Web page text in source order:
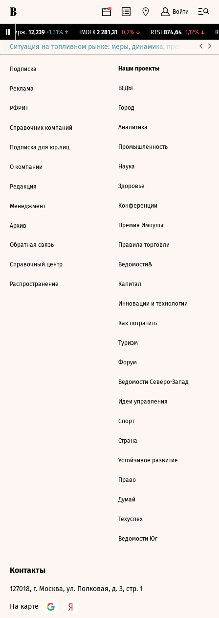
Войти
Бирж. 12,239 +1,31%↑ IMOEX 2 281,31 -0,2%↓ RTSI 874,64 -1,12%↓
Ситуация на топливном рынке: меры, динамика, прогнозы
Подписка
Реклама
РФРИТ
Справочник компаний
Подписка для юр.лиц
О компании
Редакция
Менеджмент
Архив
Обратная связь
Справочный центр
Распространение
Наши проекты
ВЕДЫ
Город
Аналитика
Промышленность
Наука
Здоровье
Конференции
Премия Импульс
Правила торговли
Ведомости&
Капитал
Инновации и технологии
Как потратить
Туризм
Форум
Ведомости Северо-Запад
Идеи управления
Спорт
Страна
Устойчивое развитие
Право
Думай
Техуспех
Ведомости Юг
Контакты
127018, г. Москва, ул. Полковая, д. 3, стр. 1
На карте